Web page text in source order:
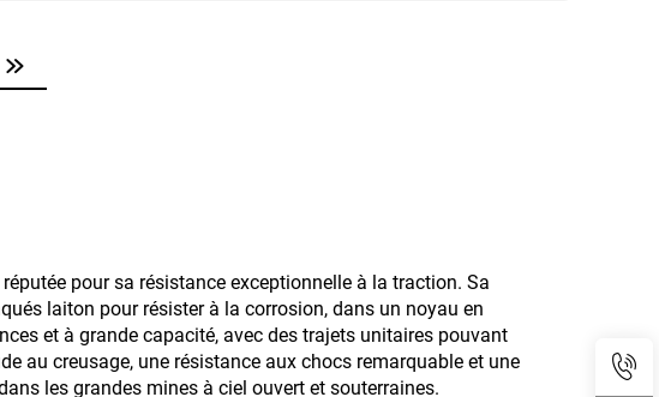
pour sa résistance exceptionnelle à la traction. Sa
laiton pour résister à la corrosion, dans un noyau en
et à grande capacité, avec des trajets unitaires pouvant
au creusage, une résistance aux chocs remarquable et une
les grandes mines à ciel ouvert et souterraines.